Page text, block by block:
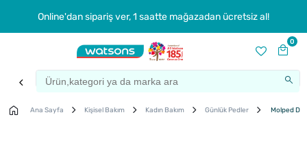
Online'dan sipariş ver, 1 saatte mağazadan ücretsiz al!
0
Ana Sayfa Kişisel Bakım Kadın Bakım Günlük Pedler Molped